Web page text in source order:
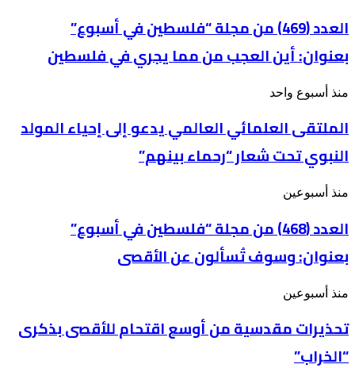
من
مجلة
“فلسطين
في
بعنوان: أين
من
يجري
فلسطين
العدد (469) من مجلة “فلسطين في أسبوع”
بعنوان: أين العجب من مما يجري في فلسطين
الملتقى
العالمي
يدعو
إلى
إحياء
المولد
النبوي
شعار
بينهم”
منذ أسبوع واحد
الملتقى العلمائي العالمي يدعو إلى إحياء المولد
النبوي تحت شعار “رحماء بينهم”
العدد
من
مجلة
“فلسطين
في
بعنوان: وسوف
عن
الأقصى
منذ أسبوعين
العدد (468) من مجلة “فلسطين في أسبوع”
بعنوان: وسوف تُسألون عن الأقصى
تحذيرات
من
أوسع
اقتحام
منذ أسبوعين
تحذيرات مقدسية من أوسع اقتحام للأقصى بذكرى
“الخراب”